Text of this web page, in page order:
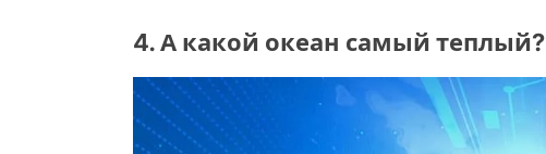
4. А какой океан самый теплый?